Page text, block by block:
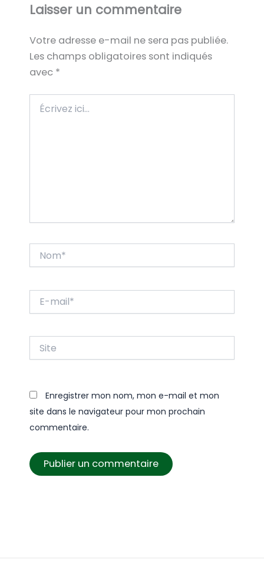
Laisser un commentaire
Votre adresse e-mail ne sera pas publiée.
Les champs obligatoires sont indiqués
avec *
ici…
mail*
Enregistrer mon nom, mon e-mail et mon
site dans le navigateur pour mon prochain
commentaire.